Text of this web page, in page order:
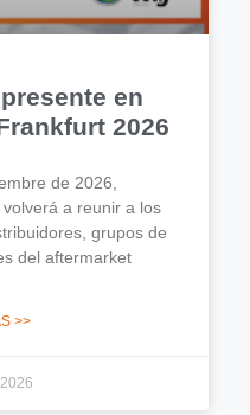
en
2026
de 2026,
a reunir a los
grupos de
del aftermarket
>>